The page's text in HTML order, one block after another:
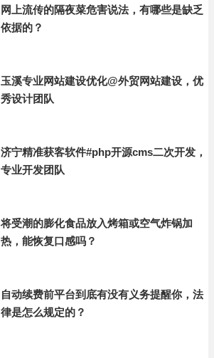
网上流传的隔夜菜危害说法，有哪些是缺乏
依据的？
玉溪专业网站建设优化@外贸网站建设，优
秀设计团队
济宁精准获客软件#php开源cms二次开发，
专业开发团队
将受潮的膨化食品放入烤箱或空气炸锅加
热，能恢复口感吗？
自动续费前平台到底有没有义务提醒你，法
律是怎么规定的？